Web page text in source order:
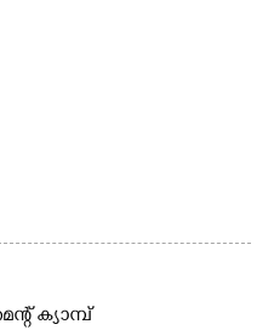
ക്യാമ്പ്